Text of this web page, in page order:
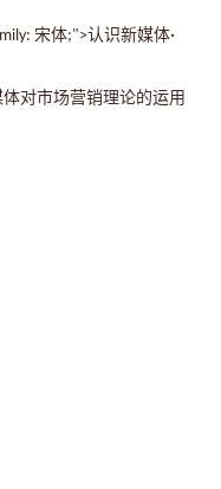
宋体;">认识新媒体·
对市场营销理论的运用